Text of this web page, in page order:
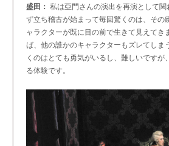
盛田： 私は亞門さんの演出を再演として関
ず立ち稽古が始まって毎回驚くのは、その
ャラクターが既に目の前で生きて見えてき
ば、他の誰かのキャラクターもズレてしま
くのはとても勇気がいるし、難しいですが
る体験です。